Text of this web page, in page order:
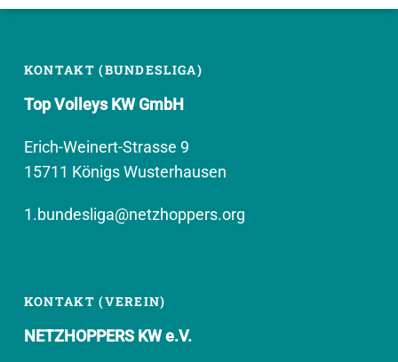
KONTAKT (BUNDESLIGA)
Top Volleys KW GmbH
Erich-Weinert-Strasse 9
15711 Königs Wusterhausen
1.bundesliga@netzhoppers.org
KONTAKT (VEREIN)
NETZHOPPERS KW e.V.